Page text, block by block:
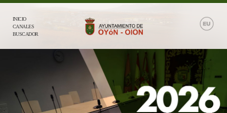
INICIO
CANALES
BUSCADOR